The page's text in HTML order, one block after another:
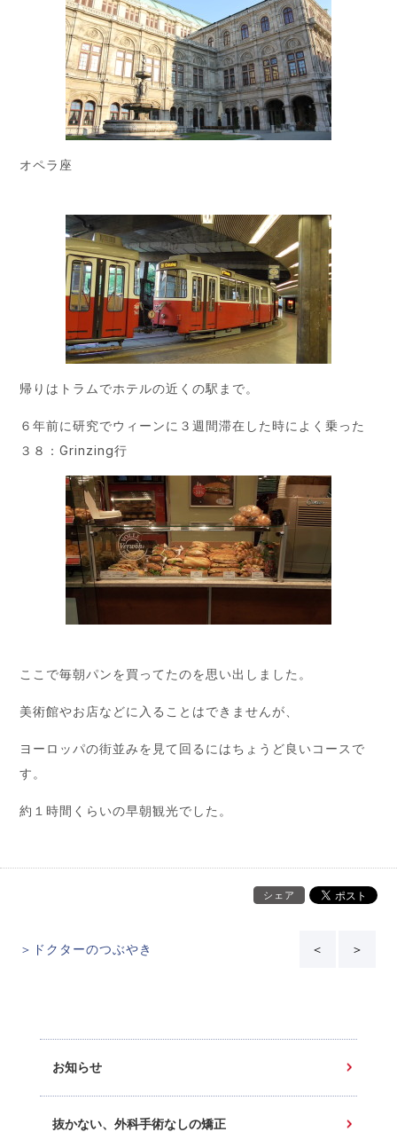
オペラ座
帰りはトラムでホテルの近くの駅まで。
６年前に研究でウィーンに３週間滞在した時によく乗った
３８：Grinzing行
ここで毎朝パンを買ってたのを思い出しました。
美術館やお店などに入ることはできませんが、
ヨーロッパの街並みを見て回るにはちょうど良いコースで
す。
約１時間くらいの早朝観光でした。
シェア
＞ドクターのつぶやき ＜ ＞
お知らせ
抜かない、外科手術なしの矯正